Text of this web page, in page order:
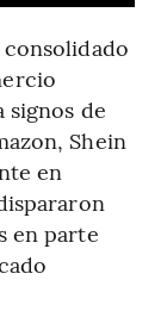
de
Shein
en
en parte